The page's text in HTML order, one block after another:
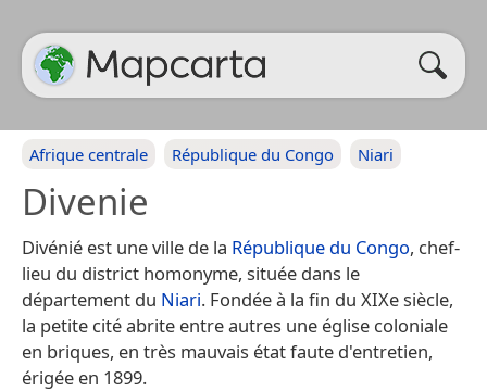
Afrique centrale République du Congo Niari
Divenie
Divénié est une ville de la République du Congo, chef-
lieu du district homonyme, située dans le
département du Niari. Fondée à la fin du XIXe siècle,
la petite cité abrite entre autres une église coloniale
en briques, en très mauvais état faute d'entretien,
érigée en 1899.